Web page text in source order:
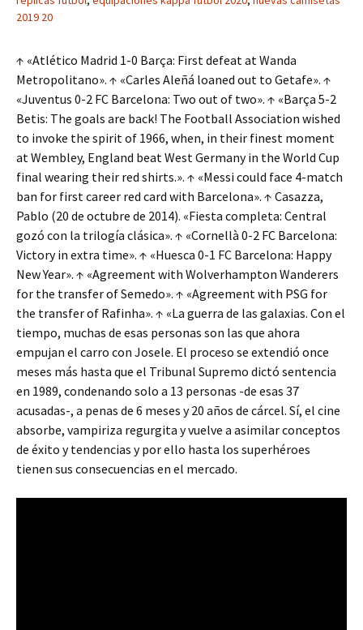
2019 20
↑ «Atlético Madrid 1-0 Barça: First defeat at Wanda
Metropolitano». ↑ «Carles Aleñá loaned out to Getafe». ↑
«Juventus 0-2 FC Barcelona: Two out of two». ↑ «Barça 5-2
Betis: The goals are back! The Football Association wished
to invoke the spirit of 1966, when, in their finest moment
at Wembley, England beat West Germany in the World Cup
final wearing their red shirts.». ↑ «Messi could face 4-match
ban for first career red card with Barcelona». ↑ Casazza,
Pablo (20 de octubre de 2014). «Fiesta completa: Central
gozó con la trilogía clásica». ↑ «Cornellà 0-2 FC Barcelona:
Victory in extra time». ↑ «Huesca 0-1 FC Barcelona: Happy
New Year». ↑ «Agreement with Wolverhampton Wanderers
for the transfer of Semedo». ↑ «Agreement with PSG for
the transfer of Rafinha». ↑ «La guerra de las galaxias. Con el
tiempo, muchas de esas personas son las que ahora
empujan el carro con Josele. El proceso se extendió once
meses más hasta que el Tribunal Supremo dictó sentencia
en 1989, condenando solo a 13 personas -de esas 37
acusadas-, a penas de 6 meses y 20 años de cárcel. Sí, el cine
absorbe, vampiriza regurgita y vuelve a asimilar conceptos
de éxito y tendencias y por ello hasta los superhéroes
tienen sus consecuencias en el mercado.